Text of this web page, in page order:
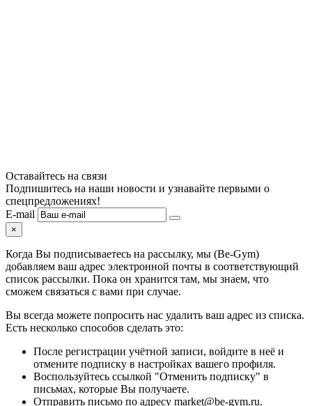
Оставайтесь на связи
Подпишитесь на наши новости и узнавайте первыми о
спецпредложениях!
E-mail
×
Когда Вы подписываетесь на рассылку, мы (Be-Gym)
добавляем ваш адрес электронной почты в соответствующий
список рассылки. Пока он хранится там, мы знаем, что
сможем связаться с вами при случае.
Вы всегда можете попросить нас удалить ваш адрес из списка.
Есть несколько способов сделать это:
После регистрации учётной записи, войдите в неё и
отмените подписку в настройках вашего профиля.
Воспользуйтесь ссылкой "Отменить подписку" в
письмах, которые Вы получаете.
Отправить письмо по адресу market@be-gym.ru.